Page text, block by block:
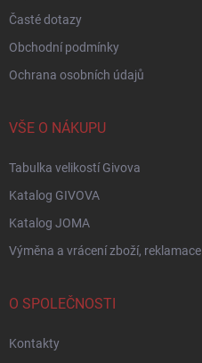
Časté dotazy
Obchodní podmínky
Ochrana osobních údajů
VŠE O NÁKUPU
Tabulka velikostí Givova
Katalog GIVOVA
Katalog JOMA
Výměna a vrácení zboží, reklamace
O SPOLEČNOSTI
Kontakty